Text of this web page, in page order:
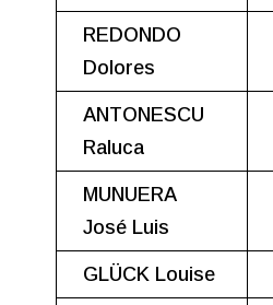
REDONDO
Dolores
ANTONESCU
Raluca
MUNUERA
José Luis
GLÜCK Louise